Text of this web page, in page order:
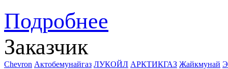
Подробнее
Заказчик
Chevron Актобемунайгаз ЛУКОЙЛ АРКТИКГАЗ Жайкмунай